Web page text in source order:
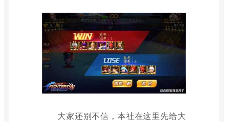
大家还别不信，本社在这里先给大